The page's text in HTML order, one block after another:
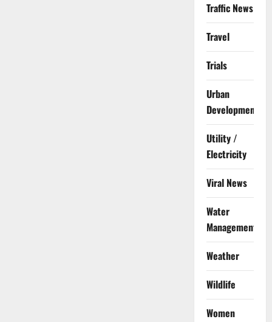
Traffic News
Travel
Trials
Urban
Development
Utility /
Electricity
Viral News
Water
Management
Weather
Wildlife
Women